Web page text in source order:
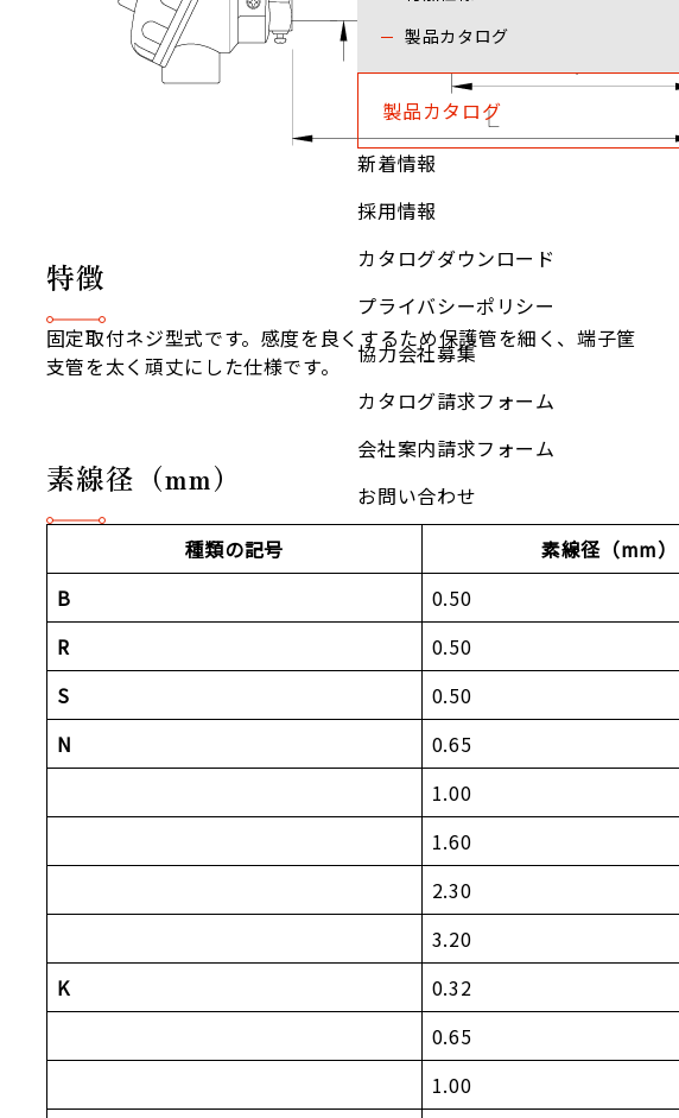
製品カタログ
製品カタログ
新着情報
採用情報
カタログダウンロード
プライバシーポリシー
協力会社募集
カタログ請求フォーム
会社案内請求フォーム
お問い合わせ
特徴
固定取付ネジ型式です。感度を良くするため保護管を細く、端子筐
支管を太く頑丈にした仕様です。
素線径（mm）
種類の記号 素線径（mm）
B
0.50
R
0.50
S
0.50
N
0.65
1.00
1.60
2.30
3.20
K
0.32
0.65
1.00